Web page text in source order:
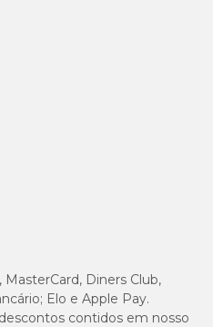
MasterCard, Diners Club,
Elo e Apple Pay.
contidos em nosso